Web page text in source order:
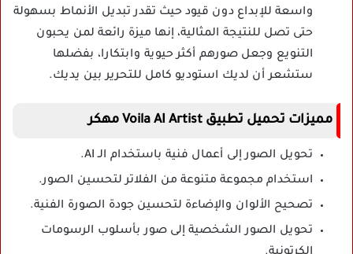
واسعة للإبداع دون قيود حيث تقدر تبديل الأنماط بسهولة
حتى تصل للنتيجة المثالية، إنها ميزة رائعة لمن يحبون
التنويع وجعل صورهم أكثر حيوية وابتكارا، بفضلها
ستشعر أن لديك استوديو كامل للتحرير بين يديك.
مميزات تحميل تطبيق Voila AI Artist مهكر
تحويل الصور إلى أعمال فنية باستخدام الـ AI.
استخدام مجموعة متنوعة من الفلاتر لتحسين الصور.
تصحيح الألوان والإضاءة لتحسين جودة الصورة الفنية.
تحويل الصور الشخصية إلى صور بأسلوب الرسومات